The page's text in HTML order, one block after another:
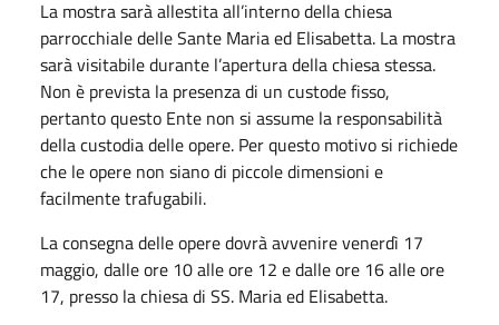
La mostra sarà allestita all’interno della chiesa
parrocchiale delle Sante Maria ed Elisabetta. La mostra
sarà visitabile durante l’apertura della chiesa stessa.
Non è prevista la presenza di un custode fisso,
pertanto questo Ente non si assume la responsabilità
della custodia delle opere. Per questo motivo si richiede
che le opere non siano di piccole dimensioni e
facilmente trafugabili.
La consegna delle opere dovrà avvenire venerdì 17
maggio, dalle ore 10 alle ore 12 e dalle ore 16 alle ore
17, presso la chiesa di SS. Maria ed Elisabetta.